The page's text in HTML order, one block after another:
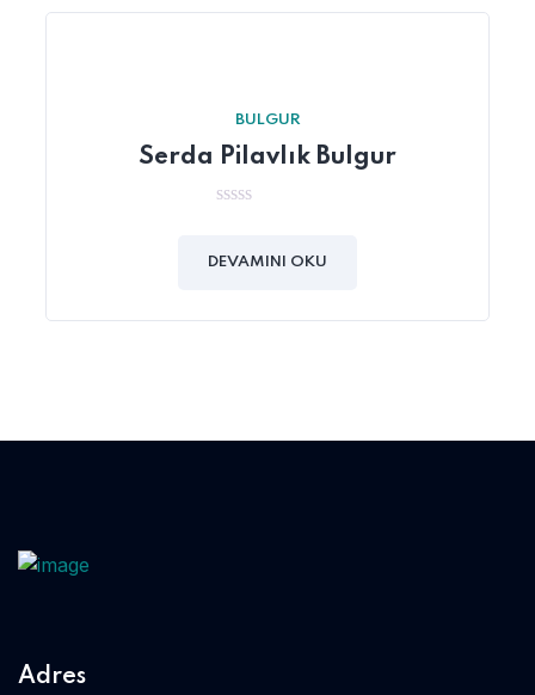
BULGUR
Serda Pilavlık Bulgur
üzerinden
DEVAMINI OKU
Adres